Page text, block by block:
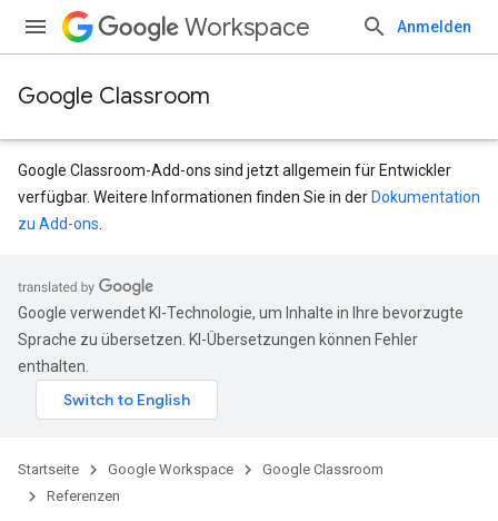
Workspace Anmelden
Google Classroom
Google Classroom-Add-ons sind jetzt allgemein für Entwickler
verfügbar. Weitere Informationen finden Sie in der Dokumentation
zu Add-ons
Google verwendet KI-Technologie, um Inhalte in Ihre bevorzugte
Sprache zu übersetzen. KI-Übersetzungen können Fehler
enthalten.
Startseite Google Workspace
Google Classroom
Referenzen